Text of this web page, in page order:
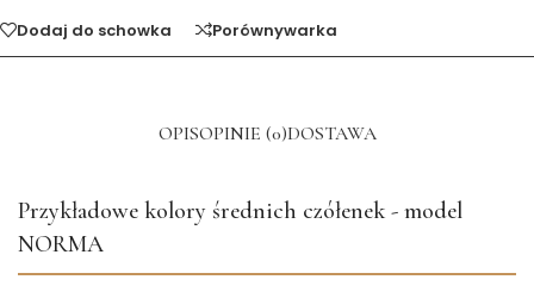
Dodaj do schowka Porównywarka
OPISOPINIE (0)DOSTAWA
Przykładowe kolory średnich czółenek - model
NORMA